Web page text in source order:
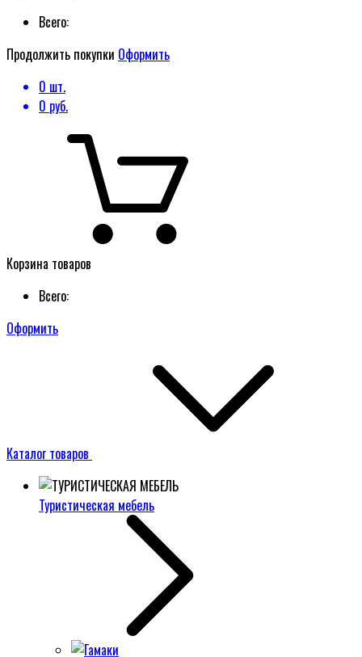
Всего:
Продолжить покупки Оформить
0 шт.
0 руб.
Корзина товаров
Всего:
Оформить
Каталог товаров
Туристическая мебель